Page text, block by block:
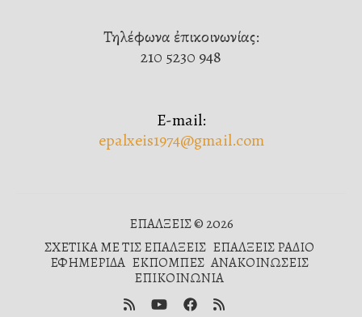
Τηλέφωνα ἐπικοινωνίας:
210 5230 948
E-mail:
epalxeis1974@gmail.com
ΕΠΑΛΞΕΙΣ © 2026
ΣΧΕΤΙΚΑ ΜΕ ΤΙΣ ΕΠΑΛΞΕΙΣ ΕΠΑΛΞΕΙΣ ΡΑΔΙΟ
ΕΦΗΜΕΡΙΔΑ ΕΚΠΟΜΠΕΣ ΑΝΑΚΟΙΝΩΣΕΙΣ
ΕΠΙΚΟΙΝΩΝΙΑ